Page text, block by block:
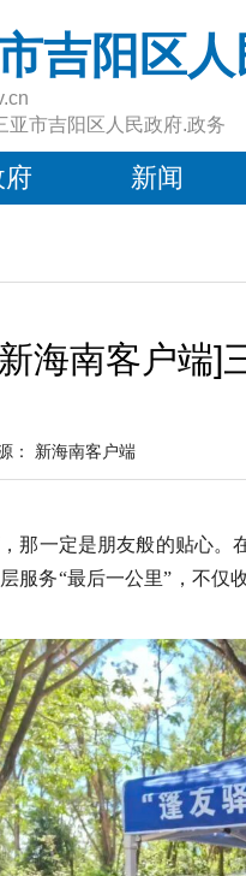
吉阳区
亚市吉阳区人民政府.政务
府 新闻
海南客户端]
： 新海南客户端
那一定是朋友般的贴心。
服务“最后一公里”，不